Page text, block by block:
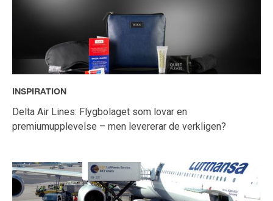
INSPIRATION
Delta Air Lines: Flygbolaget som lovar en
premiumupplevelse – men levererar de verkligen?